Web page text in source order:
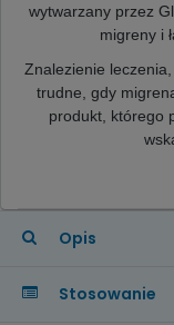
wytwarzany przez
migreny i
Znalezienie
trudne, gdy
produkt, którego
Opis
Stosowanie